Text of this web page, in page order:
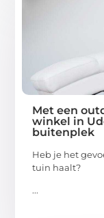
Met een
winkel in
buitenplek
Heb je het
tuin haalt?
...